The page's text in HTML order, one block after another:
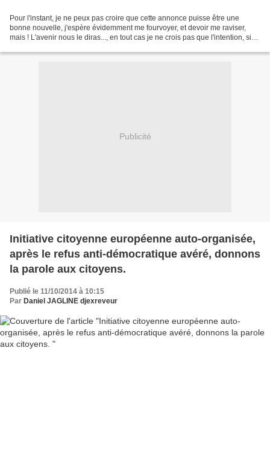
Pour l'instant, je ne peux pas croire que cette annonce puisse être une
bonne nouvelle, j'espère évidemment me fourvoyer, et devoir me raviser,
mais ! L'avenir nous le diras..., en tout cas je ne crois pas que l'intention, si
Publicité
Initiative citoyenne européenne auto-organisée,
après le refus anti-démocratique avéré, donnons
la parole aux citoyens.
Publié le 11/10/2014 à 10:15
Par Daniel JAGLINE djexreveur